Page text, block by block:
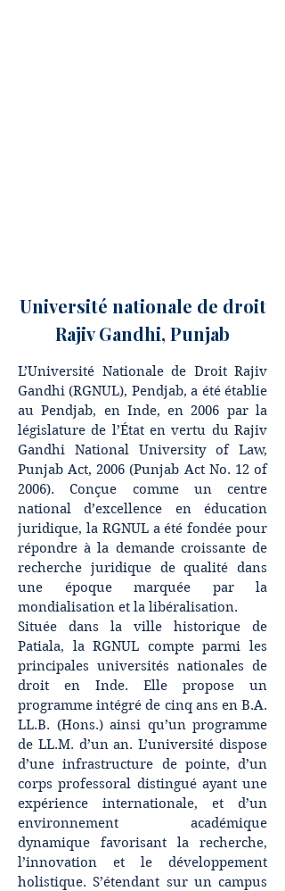
Université nationale de droit
Rajiv Gandhi, Punjab
L’Université Nationale de Droit Rajiv
Gandhi (RGNUL), Pendjab, a été établie
au Pendjab, en Inde, en 2006 par la
législature de l’État en vertu du Rajiv
Gandhi National University of Law,
Punjab Act, 2006 (Punjab Act No. 12 of
2006). Conçue comme un centre
national d’excellence en éducation
juridique, la RGNUL a été fondée pour
répondre à la demande croissante de
recherche juridique de qualité dans
une époque marquée par la
mondialisation et la libéralisation.
Située dans la ville historique de
Patiala, la RGNUL compte parmi les
principales universités nationales de
droit en Inde. Elle propose un
programme intégré de cinq ans en B.A.
LL.B. (Hons.) ainsi qu’un programme
de LL.M. d’un an. L’université dispose
d’une infrastructure de pointe, d’un
corps professoral distingué ayant une
expérience internationale, et d’un
environnement académique
dynamique favorisant la recherche,
l’innovation et le développement
holistique.S’étendant sur un campus